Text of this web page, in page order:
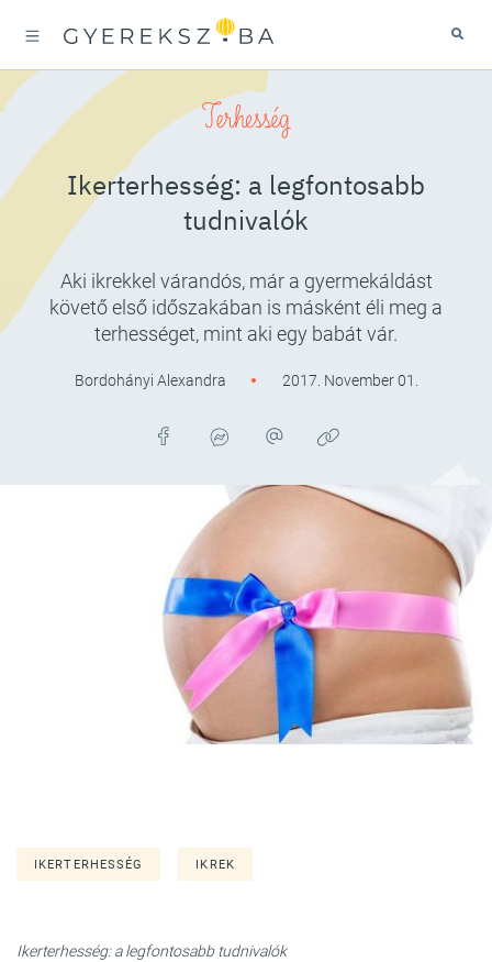
Terhesség
Ikerterhesség: a legfontosabb
tudnivalók
Aki ikrekkel várandós, már a gyermekáldást
követő első időszakában is másként éli meg a
terhességet, mint aki egy babát vár.
Bordohányi Alexandra 2017. November 01.
IKERTERHESSÉG IKREK
Ikerterhesség: a legfontosabb tudnivalók